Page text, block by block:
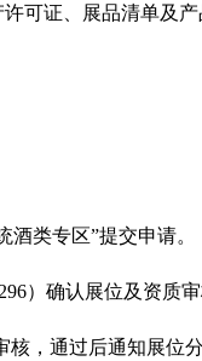
可证、展品清单及产
类专区”提交申请‌。
）确认展位及资质审
，通过后通知展位分